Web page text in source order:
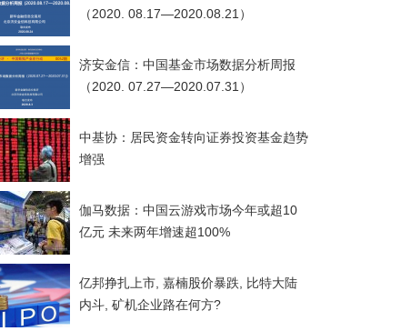
（2020. 08.17—2020.08.21）
济安金信：中国基金市场数据分析周报
（2020. 07.27—2020.07.31）
中基协：居民资金转向证券投资基金趋势
增强
伽马数据：中国云游戏市场今年或超10
亿元 未来两年增速超100%
亿邦挣扎上市, 嘉楠股价暴跌, 比特大陆
内斗, 矿机企业路在何方?